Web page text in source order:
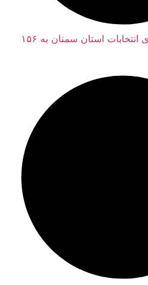
براری: تعداد نامزدهای انتخابات استان سمنان به ۱۵۶